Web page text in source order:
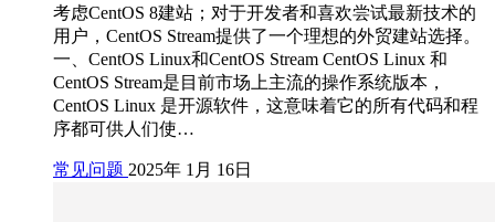
考虑CentOS 8建站；对于开发者和喜欢尝试最新技术的
用户，CentOS Stream提供了一个理想的外贸建站选择。
一、CentOS Linux和CentOS Stream CentOS Linux 和
CentOS Stream是目前市场上主流的操作系统版本，
CentOS Linux 是开源软件，这意味着它的所有代码和程
序都可供人们使…
常见问题 2025年 1月 16日